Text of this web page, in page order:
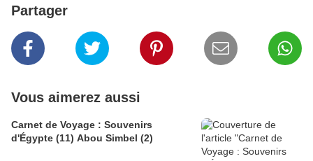
Partager
Vous aimerez aussi
Carnet de Voyage : Souvenirs
d'Égypte (11) Abou Simbel (2)